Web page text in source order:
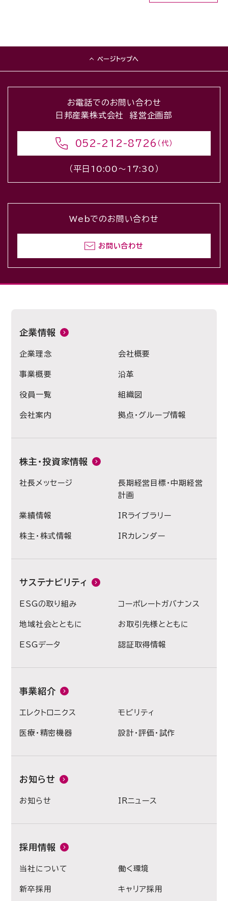
ページトップへ
お電話でのお問い合わせ
日邦産業株式会社 経営企画部
052-212-8726 （代）
（平日10:00〜17:30）
Webでのお問い合わせ
お問い合わせ
企業情報
企業理念 会社概要
事業概要 沿革
役員一覧 組織図
会社案内 拠点・グループ情報
株主・投資家情報
社長メッセージ
長期経営目標・中期経営
計画
業績情報 IRライブラリー
株主・株式情報 IRカレンダー
サステナビリティ
ESGの取り組み コーポレートガバナンス
地域社会とともに お取引先様とともに
ESGデータ 認証取得情報
事業紹介
エレクトロニクス モビリティ
医療・精密機器 設計・評価・試作
お知らせ
お知らせ IRニュース
採用情報
当社について 働く環境
新卒採用 キャリア採用